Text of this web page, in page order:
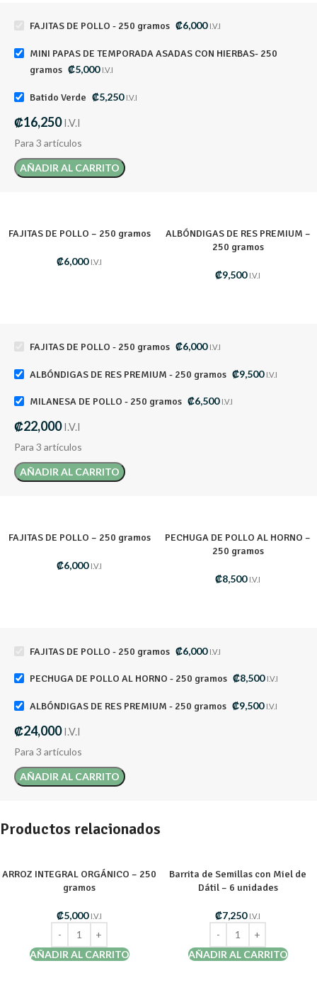
FAJITAS DE POLLO - 250 gramos ₡6,000 I.V.I
MINI PAPAS DE TEMPORADA ASADAS CON HIERBAS- 250
gramos ₡5,000 I.V.I
Batido Verde ₡5,250 I.V.I
₡16,250 I.V.I
Para 3 artículos
AÑADIR AL CARRITO
FAJITAS DE POLLO – 250 gramos
₡6,000 I.V.I
ALBÓNDIGAS DE RES PREMIUM –
250 gramos
₡9,500 I.V.I
FAJITAS DE POLLO - 250 gramos ₡6,000 I.V.I
ALBÓNDIGAS DE RES PREMIUM - 250 gramos ₡9,500 I.V.I
MILANESA DE POLLO - 250 gramos ₡6,500 I.V.I
₡22,000 I.V.I
Para 3 artículos
AÑADIR AL CARRITO
FAJITAS DE POLLO – 250 gramos
₡6,000 I.V.I
PECHUGA DE POLLO AL HORNO –
250 gramos
₡8,500 I.V.I
FAJITAS DE POLLO - 250 gramos ₡6,000 I.V.I
PECHUGA DE POLLO AL HORNO - 250 gramos ₡8,500 I.V.I
ALBÓNDIGAS DE RES PREMIUM - 250 gramos ₡9,500 I.V.I
₡24,000 I.V.I
Para 3 artículos
AÑADIR AL CARRITO
Productos relacionados
ARROZ INTEGRAL ORGÁNICO – 250
gramos
₡5,000 I.V.I
AÑADIR AL CARRITO
Barrita de Semillas con Miel de
Dátil – 6 unidades
₡7,250 I.V.I
AÑADIR AL CARRITO